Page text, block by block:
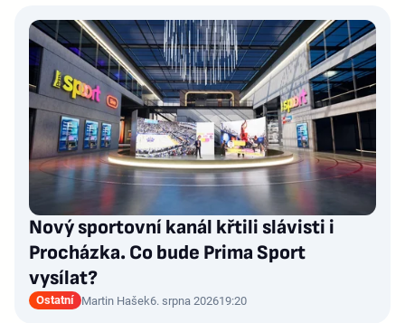
Nový sportovní kanál křtili slávisti i
Procházka. Co bude Prima Sport
vysílat?
Ostatní Martin Hašek6. srpna 202619:20